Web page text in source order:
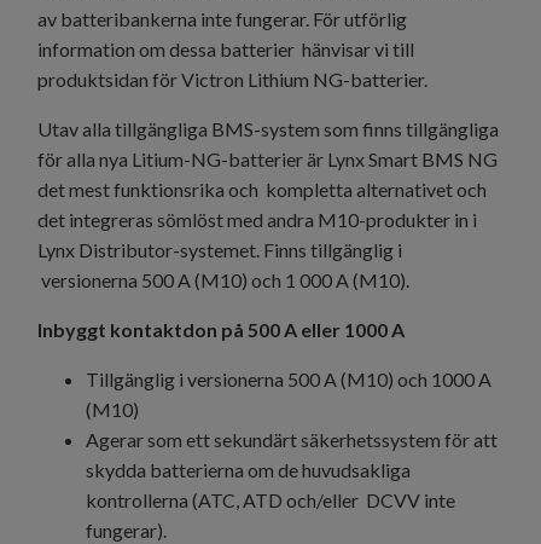
av batteribankerna inte fungerar. För utförlig
information om dessa batterier hänvisar vi till
produktsidan för Victron Lithium NG-batterier.
Utav alla tillgängliga BMS-system som finns tillgängliga
för alla nya Litium-NG-batterier är Lynx Smart BMS NG
det mest funktionsrika och kompletta alternativet och
det integreras sömlöst med andra M10-produkter in i
Lynx Distributor-systemet. Finns tillgänglig i
versionerna 500 A (M10) och 1 000 A (M10).
Inbyggt kontaktdon på 500 A eller 1000 A
Tillgänglig i versionerna 500 A (M10) och 1000 A
(M10)
Agerar som ett sekundärt säkerhetssystem för att
skydda batterierna om de huvudsakliga
kontrollerna (ATC, ATD och/eller DCVV inte
fungerar).